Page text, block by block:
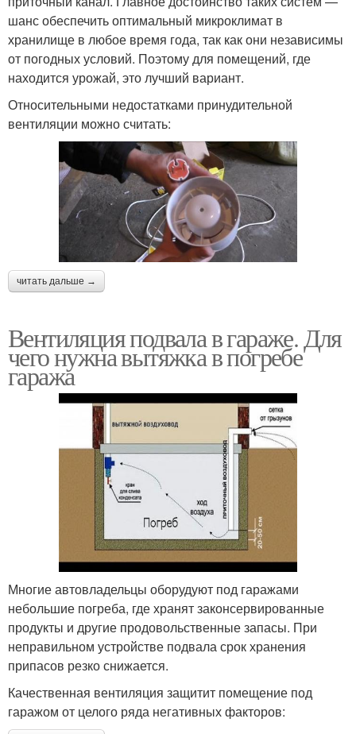
шанс обеспечить оптимальный микроклимат в
хранилище в любое время года, так как они независимы
от погодных условий. Поэтому для помещений, где
находится урожай, это лучший вариант.
Относительными недостатками принудительной
вентиляции можно считать:
читать дальше →
Вентиляция подвала в гараже. Для
чего нужна вытяжка в погребе
гаража
Многие автовладельцы оборудуют под гаражами
небольшие погреба, где хранят законсервированные
продукты и другие продовольственные запасы. При
неправильном устройстве подвала срок хранения
припасов резко снижается.
Качественная вентиляция защитит помещение под
гаражом от целого ряда негативных факторов: